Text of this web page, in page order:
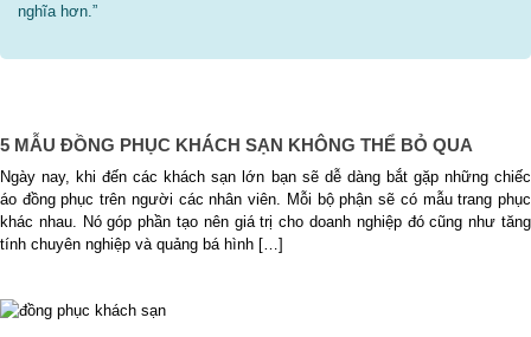
nghĩa hơn.”
5 MẪU ĐỒNG PHỤC KHÁCH SẠN KHÔNG THỂ BỎ QUA
Ngày nay, khi đến các khách sạn lớn bạn sẽ dễ dàng bắt gặp những chiếc
áo đồng phục trên người các nhân viên. Mỗi bộ phận sẽ có mẫu trang phục
khác nhau. Nó góp phần tạo nên giá trị cho doanh nghiệp đó cũng như tăng
tính chuyên nghiệp và quảng bá hình […]